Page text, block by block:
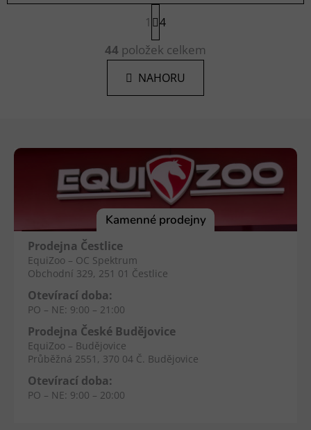
O
v
l
á
d
í
p
r
v
k
y
p
i
S
t
r
á
n
k
1 4
44 položek celkem
NAHORU
Kamenné prodejny
Prodejna Čestlice
EquiZoo – OC Spektrum
Obchodní 329, 251 01 Čestlice
Otevírací doba:
PO – NE: 9:00 – 21:00
Prodejna České Budějovice
EquiZoo – Budějovice
Průběžná 2551, 370 04 Č. Budějovice
Otevírací doba:
PO – NE: 9:00 – 20:00